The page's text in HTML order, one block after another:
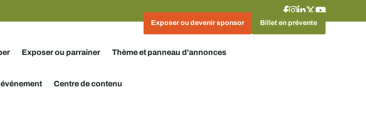
Exposer ou devenir sponsor Billet en prévente
Exposer ou parrainer Thème et panneau d'annonces
Centre de contenu